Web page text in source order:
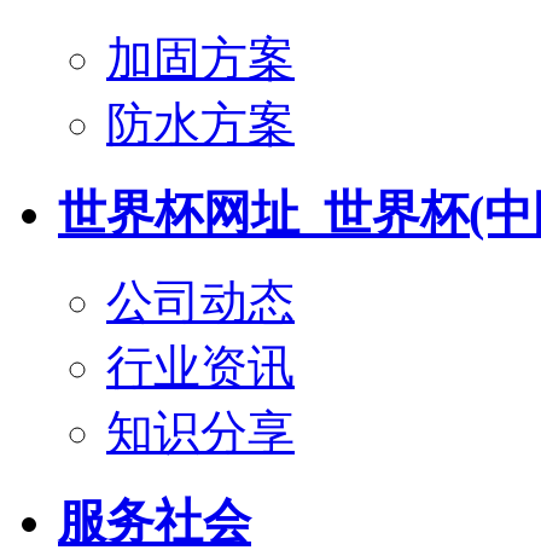
加固方案
防水方案
世界杯网址_世界杯(
公司动态
行业资讯
知识分享
服务社会